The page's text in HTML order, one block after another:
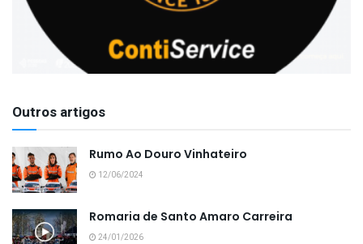
Outros artigos
Rumo Ao Douro Vinhateiro
12/06/2024
Romaria de Santo Amaro Carreira
24/01/2026